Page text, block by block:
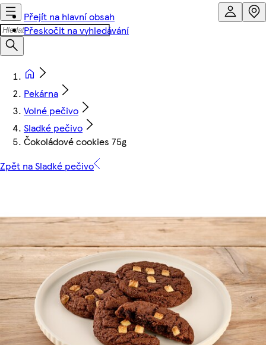
Přejít na hlavní obsah
Přeskočit na vyhledávání
Pekárna
Volné pečivo
Sladké pečivo
Čokoládové cookies 75g
Zpět na Sladké pečivo